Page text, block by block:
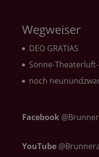
Wegweiser
DEO GRATIAS
Sonne-
noch
Facebook
YouTube